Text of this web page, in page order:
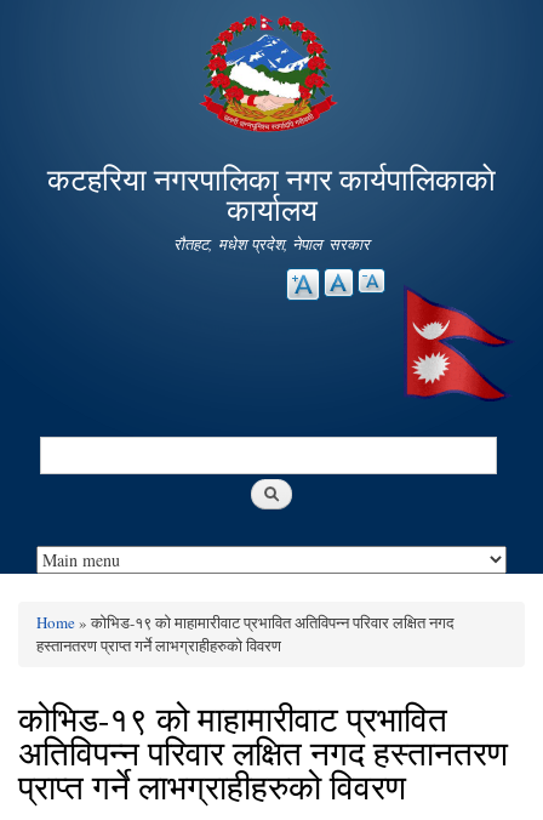
main
content
कटहरिया नगरपालिका नगर कार्यपालिकाकाे
कार्यालय
रौतहट, मधेश प्रदेश, नेपाल सरकार
Search
You are here
Home» कोभिड-१९ को माहामारीवाट प्रभावित अतिविपन्न परिवार लक्षित नगद
हस्तानतरण प्राप्त गर्ने लाभग्राहीहरुको विवरण
कोभिड-१९ को माहामारीवाट प्रभावित
अतिविपन्न परिवार लक्षित नगद हस्तानतरण
प्राप्त गर्ने लाभग्राहीहरुको विवरण